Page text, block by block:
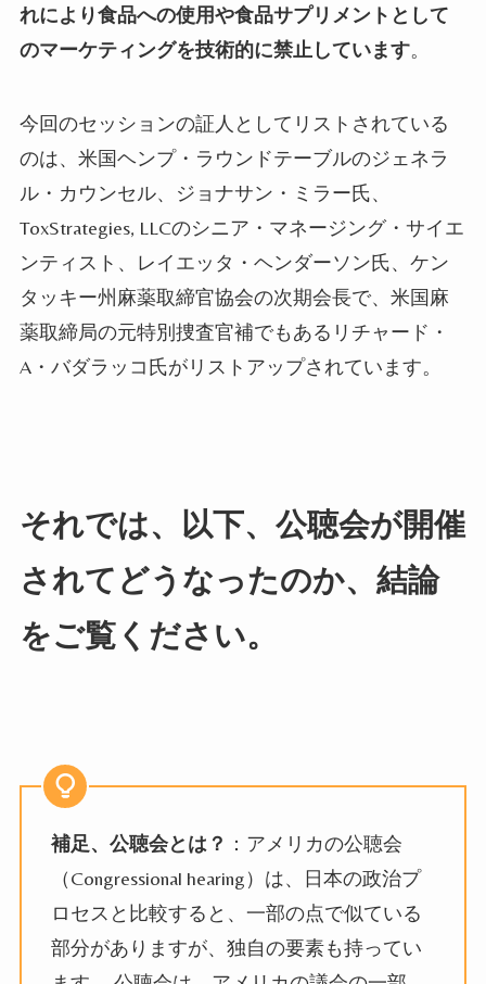
れにより食品への使用や食品サプリメントとして
のマーケティングを技術的に禁止しています。
今回のセッションの証人としてリストされている
のは、米国ヘンプ・ラウンドテーブルのジェネラ
ル・カウンセル、ジョナサン・ミラー氏、
ToxStrategies, LLCのシニア・マネージング・サイエ
ンティスト、レイエッタ・ヘンダーソン氏、ケン
タッキー州麻薬取締官協会の次期会長で、米国麻
薬取締局の元特別捜査官補でもあるリチャード・
A・バダラッコ氏がリストアップされています。
それでは、以下、公聴会が開催
されてどうなったのか、結論
をご覧ください。
補足、公聴会とは？ ：アメリカの公聴会
（Congressional hearing）は、日本の政治プ
ロセスと比較すると、一部の点で似ている
部分がありますが、独自の要素も持ってい